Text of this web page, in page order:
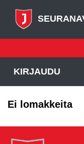
KIRJAUDU
Ei lomakkeita